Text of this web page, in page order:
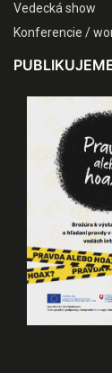
Vedecká show
Konferencie /